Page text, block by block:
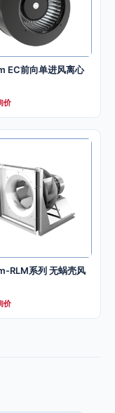
EC前向单进风离心
价
RLM系列 无蜗壳风
价